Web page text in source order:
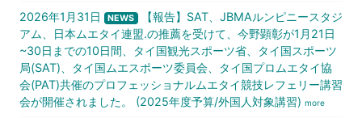
2026年1月31日 NEWS 【報告】SAT、JBMAルンピニースタジ
アム、日本ムエタイ連盟.の推薦を受けて、今野顕彰が1月21日
~30日までの10日間、タイ国観光スポーツ省、タイ国スポーツ
局(SAT)、タイ国ムエスポーツ委員会、タイ国プロムエタイ協
会(PAT)共催のプロフェッショナルムエタイ競技レフェリー講習
会が開催されました。 (2025年度予算/外国人対象講習) more